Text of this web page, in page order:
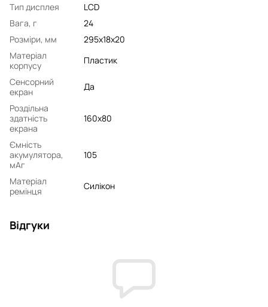
Тип дисплея
LCD
Вага, г
24
Розміри, мм
295x18x20
Матеріал
корпусу
Пластик
Сенсорний
екран
Да
Роздільна
здатність
екрана
160x80
Ємність
акумулятора,
мАг
105
Матеріал
ремінця
Силікон
Відгуки